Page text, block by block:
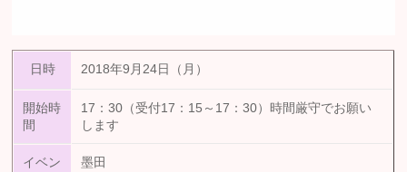
日時 2018年9月24日（月）
開始時
間
17：30（受付17：15～17：30）時間厳守でお願い
します
イベン
墨田